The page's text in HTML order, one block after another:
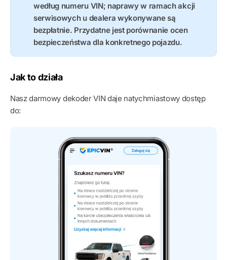
według numeru VIN; naprawy w ramach akcji
serwisowych u dealera wykonywane są
bezpłatnie. Przydatne jest porównanie ocen
bezpieczeństwa dla konkretnego pojazdu.
Jak to działa
Nasz darmowy dekoder VIN daje natychmiastowy dostęp
do: